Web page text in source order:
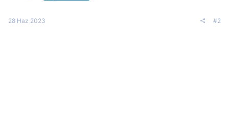
28 Haz 2023 #2